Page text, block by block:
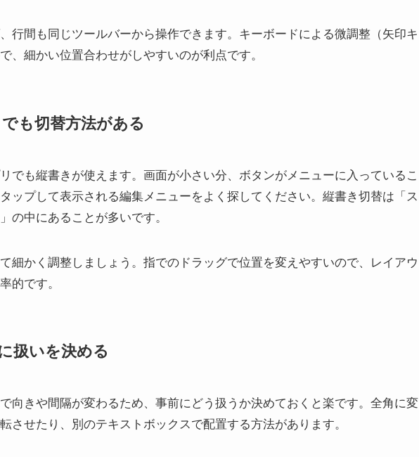
行間も同じツールバーから操作できます。キーボードによる微調整（矢印キ
、細かい位置合わせがしやすいのが利点です。
も切替方法がある
でも縦書きが使えます。画面が小さい分、ボタンがメニューに入っているこ
ップして表示される編集メニューをよく探してください。縦書き切替は「ス
の中にあることが多いです。
細かく調整しましょう。指でのドラッグで位置を変えやすいので、レイアウ
的です。
扱いを決める
向きや間隔が変わるため、事前にどう扱うか決めておくと楽です。全角に変
させたり、別のテキストボックスで配置する方法があります。